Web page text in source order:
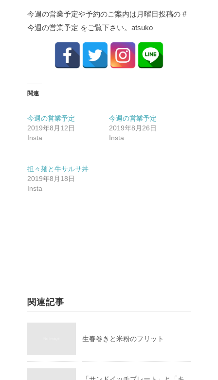
今週の営業予定や予約のご案内は月曜日投稿の #
今週の営業予定 をご覧下さい。atsuko
関連
今週の営業予定
2019年8月12日
Insta
今週の営業予定️
2019年8月26日
Insta
担々麺と牛サルサ丼️
2019年8月18日
Insta
関連記事
生春巻きと米粉のフリット